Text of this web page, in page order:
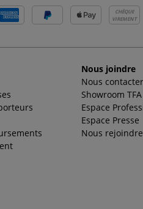
CHÈQUE
VIREMENT
Nous joindre
Nous contacter
Showroom
Espace
Espace Presse
Nous rejoindre